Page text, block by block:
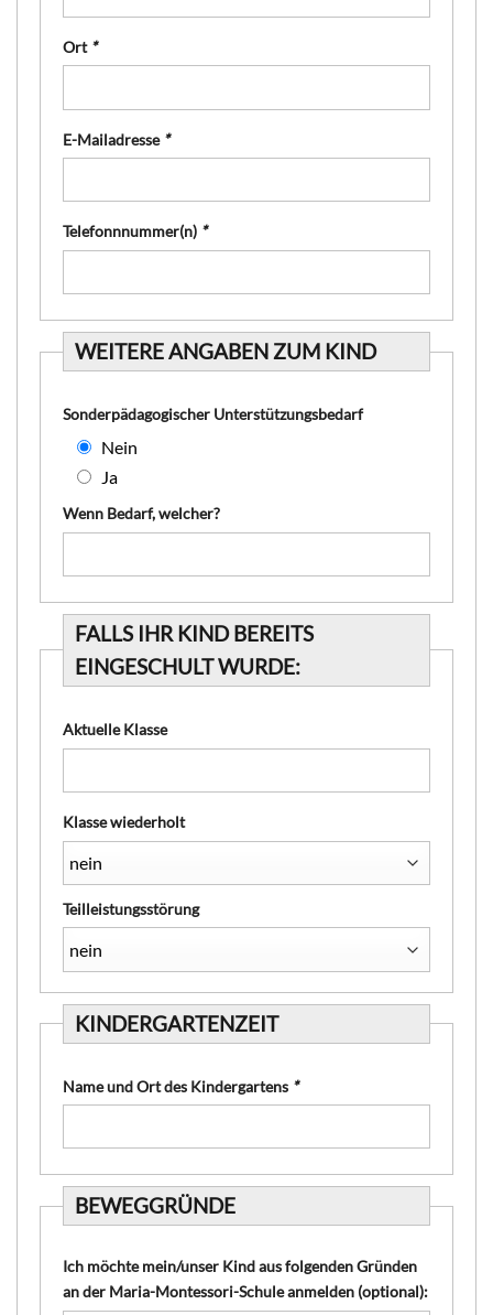
Ort *
E-Mailadresse *
Telefonnnummer(n) *
WEITERE ANGABEN ZUM KIND
Sonderpädagogischer Unterstützungsbedarf
Nein
Ja
Wenn Bedarf, welcher?
FALLS IHR KIND BEREITS
EINGESCHULT WURDE:
Aktuelle Klasse
Klasse wiederholt
Teilleistungsstörung
KINDERGARTENZEIT
Name und Ort des Kindergartens *
BEWEGGRÜNDE
Ich möchte mein/unser Kind aus folgenden Gründen
an der Maria-Montessori-Schule anmelden (optional):